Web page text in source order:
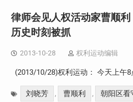
律师会见人权活动家曹顺
历史时刻被抓
2013-10-28 权利运动编辑
(2013/10/28)权利运动： 今天上午8
刘晓芳 , 曹顺利 , 朝阳区看